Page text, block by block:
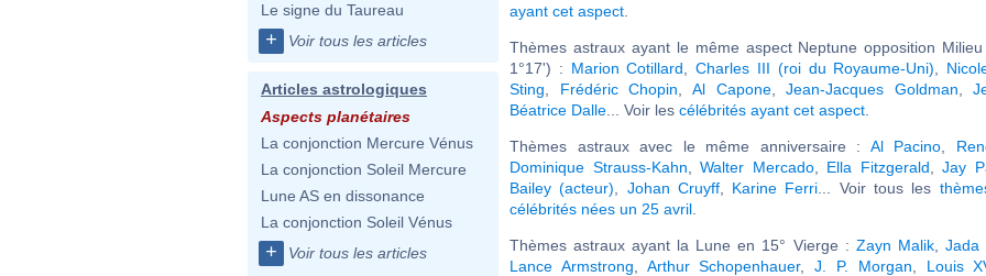
Le signe du Taureau
+ Voir tous les articles
Articles astrologiques
Aspects planétaires
La conjonction Mercure Vénus
La conjonction Soleil Mercure
Lune AS en dissonance
La conjonction Soleil Vénus
+ Voir tous les articles
ayant cet aspect
Thèmes astraux ayant le même aspect Neptune opposition
1°17') : Marion Cotillard ,Charles III (roi du Royaume-Uni)
Sting
Frédéric Chopin Al Capone,Jean-Jacques Goldman ,
Béatrice Dalle ... Voir les célébrités ayant cet aspect
Thèmes astraux avec le même anniversaire : Al Pacino
Dominique Strauss-Kahn
Walter Mercado, Ella Fitzgerald Jay
Bailey (acteur)
Johan Cruyff, Karine Ferri ... Voir tous les
célébrités nées un 25 avril
Thèmes astraux ayant la Lune en 15° Vierge : Zayn Malik, Jada
Lance Armstrong
Arthur Schopenhauer,J. P. Morgan Louis